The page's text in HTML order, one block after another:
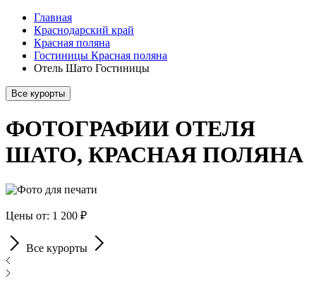
Главная
Краснодарский край
Красная поляна
Гостиницы Красная поляна
Отель Шато Гостиницы
Все курорты
ФОТОГРАФИИ ОТЕЛЯ
ШАТО, КРАСНАЯ ПОЛЯНА
Цены от: 1 200 ₽
Все курорты